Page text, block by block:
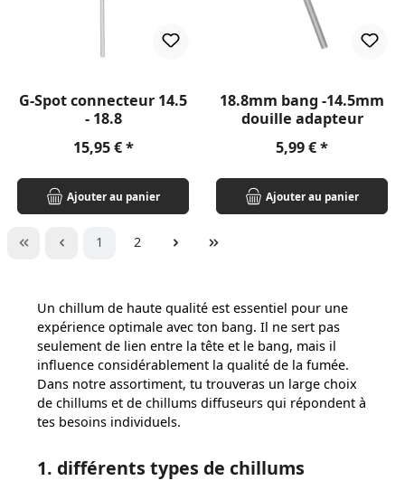
G-Spot connecteur 14.5
- 18.8
Prix régulier :
15,95 €
Ajouter au panier
18.8mm bang -14.5mm
douille adapteur
Prix régulier :
5,99 €
Ajouter au panier
Page
1 Page
2
Un chillum de haute qualité est essentiel pour une
expérience optimale avec ton bang. Il ne sert pas
seulement de lien entre la tête et le bang, mais il
influence considérablement la qualité de la fumée.
Dans notre assortiment, tu trouveras un large choix
de chillums et de chillums diffuseurs qui répondent à
tes besoins individuels.
1. différents types de chillums